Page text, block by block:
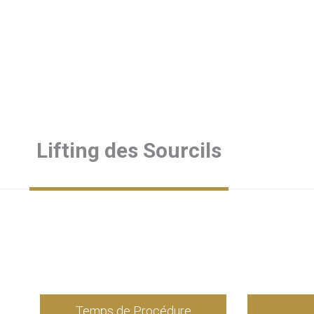
Lifting des Sourcils
Temps de Procédure